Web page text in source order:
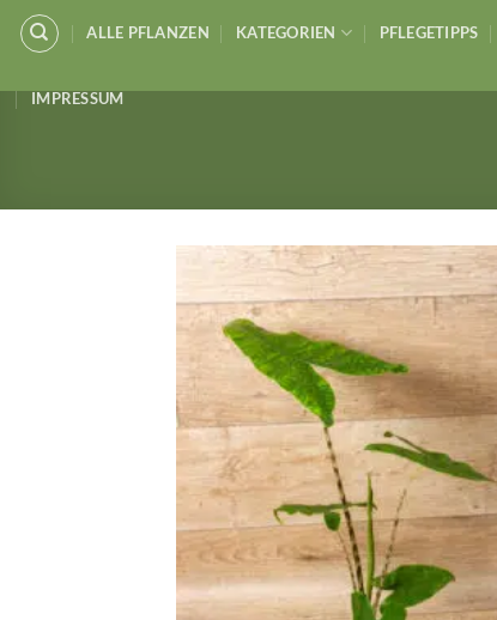
Zum
Inhalt
ALLE PFLANZEN KATEGORIEN PFLEGETIPPS
IMPRESSUM